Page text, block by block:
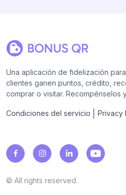
Una aplicación de fidelización
clientes ganen puntos, crédito,
comprar o visitar. Recompénselos
Condiciones del servicio Privacy
© All rights reserved.